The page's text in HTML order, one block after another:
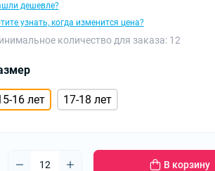
дешевле?
узнать, когда изменится цена?
количество для заказа: 12
16 лет 17-18 лет
В корзину